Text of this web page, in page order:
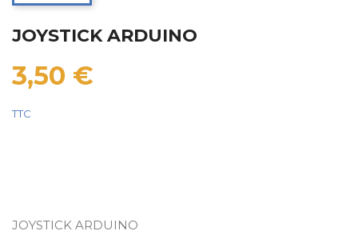
JOYSTICK ARDUINO
3,50 €
TTC
JOYSTICK ARDUINO